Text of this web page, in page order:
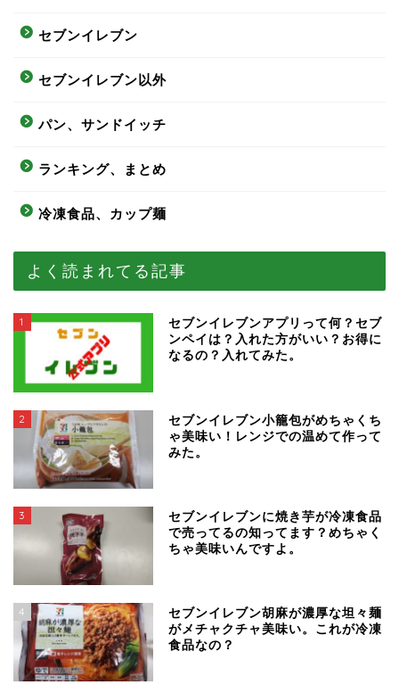
セブンイレブン
セブンイレブン以外
パン、サンドイッチ
ランキング、まとめ
冷凍食品、カップ麺
よく読まれてる記事
1
セブンイレブンアプリって何？セブ
ンペイは？入れた方がいい？お得に
なるの？入れてみた。
2
セブンイレブン小籠包がめちゃくち
ゃ美味い！レンジでの温めて作って
みた。
3
セブンイレブンに焼き芋が冷凍食品
で売ってるの知ってます？めちゃく
ちゃ美味いんですよ。
4
セブンイレブン胡麻が濃厚な坦々麺
がメチャクチャ美味い。これが冷凍
食品なの？